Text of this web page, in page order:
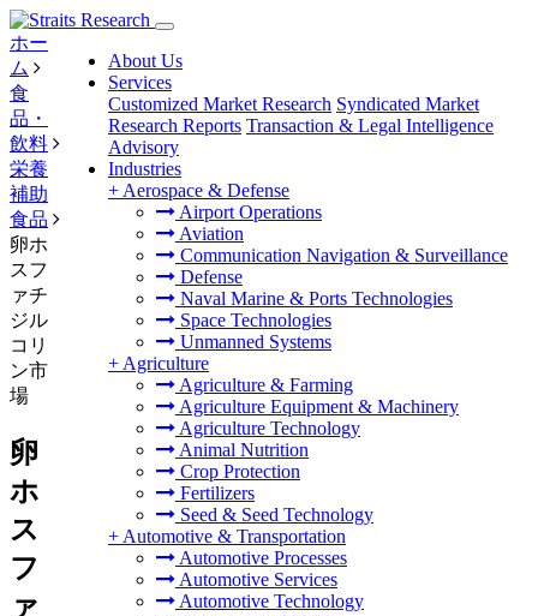
About Us
Services
Customized Market Research Syndicated Market
Research Reports Transaction & Legal Intelligence
Advisory
Industries
+ Aerospace & Defense
Airport Operations
Aviation
Communication Navigation & Surveillance
Defense
Naval Marine & Ports Technologies
Space Technologies
Unmanned Systems
+ Agriculture
Agriculture & Farming
Agriculture Equipment & Machinery
Agriculture Technology
Animal Nutrition
Crop Protection
Fertilizers
Seed & Seed Technology
+ Automotive & Transportation
Automotive Processes
Automotive Services
Automotive Technology
ホー
ム
食
品・
飲料
栄養
補助
食品
卵ホ
スフ
ァチ
ジル
コリ
ン市
場
卵
ホ
ス
フ
ァ